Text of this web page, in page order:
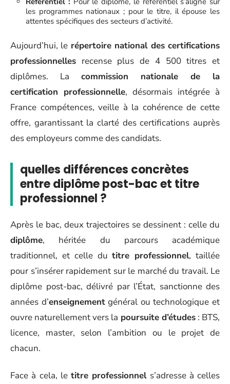
les programmes nationaux ; pour le titre, il épouse les
attentes spécifiques des secteurs d’activité.
Aujourd’hui, le répertoire national des certifications
professionnelles recense plus de 4 500 titres et
diplômes. La commission nationale de la
certification professionnelle, désormais intégrée à
France compétences, veille à la cohérence de cette
offre, garantissant la clarté des certifications auprès
des employeurs comme des candidats.
quelles différences concrètes
entre diplôme post-bac et titre
professionnel ?
Après le bac, deux trajectoires se dessinent : celle du
diplôme, héritée du parcours académique
traditionnel, et celle dutitre professionnel, taillée
pour s’insérer rapidement sur le marché du travail. Le
diplôme post-bac, délivré par l’État, sanctionne des
années d’enseignementgénéral ou technologique et
ouvre naturellement vers la poursuite d’études: BTS,
licence, master, selon l’ambition ou le projet de
chacun.
Face à cela, le titre professionnels’adresse à celles